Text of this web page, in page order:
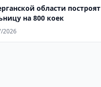
области построят
на 800 коек
2026